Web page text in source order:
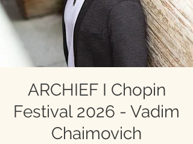
ARCHIEF I Chopin
Festival 2026 - Vadim
Chaimovich